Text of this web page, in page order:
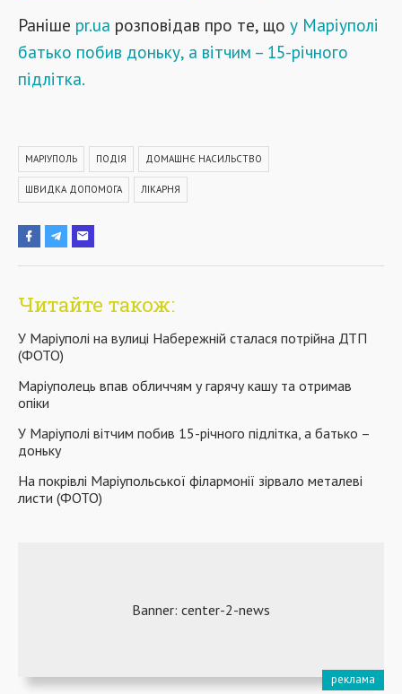
Раніше pr.ua розповідав про те, що у Маріуполі
батько побив доньку, а вітчим – 15-річного
підлітка.
МАРІУПОЛЬ ПОДІЯ ДОМАШНЄ НАСИЛЬСТВО
ШВИДКА ДОПОМОГА ЛІКАРНЯ
Читайте також:
У Маріуполі на вулиці Набережній сталася потрійна ДТП
(ФОТО)
Маріуполець впав обличчям у гарячу кашу та отримав
опіки
У Маріуполі вітчим побив 15-річного підлітка, а батько –
доньку
На покрівлі Маріупольської філармонії зірвало металеві
листи (ФОТО)